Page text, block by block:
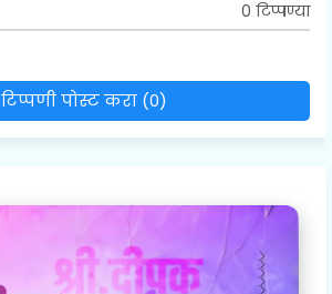
0 टिप्पण्या
टिप्पणी पोस्ट करा (0)